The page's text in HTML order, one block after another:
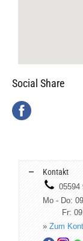
Social Share
Kontakt
05594
Mo - Do:
Fr:
» Zum